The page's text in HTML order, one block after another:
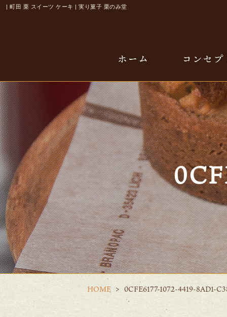
| 町田 栗 スイーツ ケーキ | 実り菓子 栗のみ堂
HOME 0CFE6177-1072-4419-8AD1-